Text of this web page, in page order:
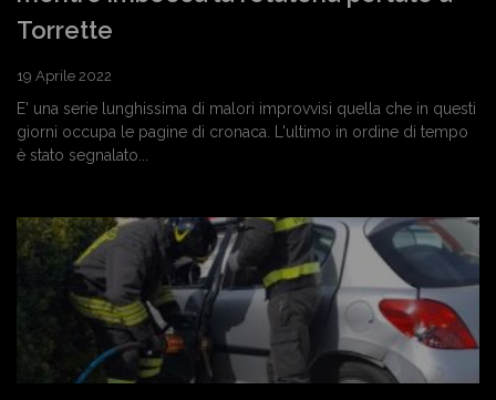
Torrette
19 Aprile 2022
E' una serie lunghissima di malori improvvisi quella che in questi
giorni occupa le pagine di cronaca. L'ultimo in ordine di tempo
è stato segnalato...